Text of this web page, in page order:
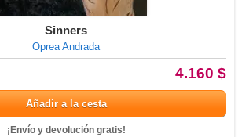
Sinners
Oprea Andrada
4.160 $
Añadir a la cesta
¡Envío y devolución gratis!